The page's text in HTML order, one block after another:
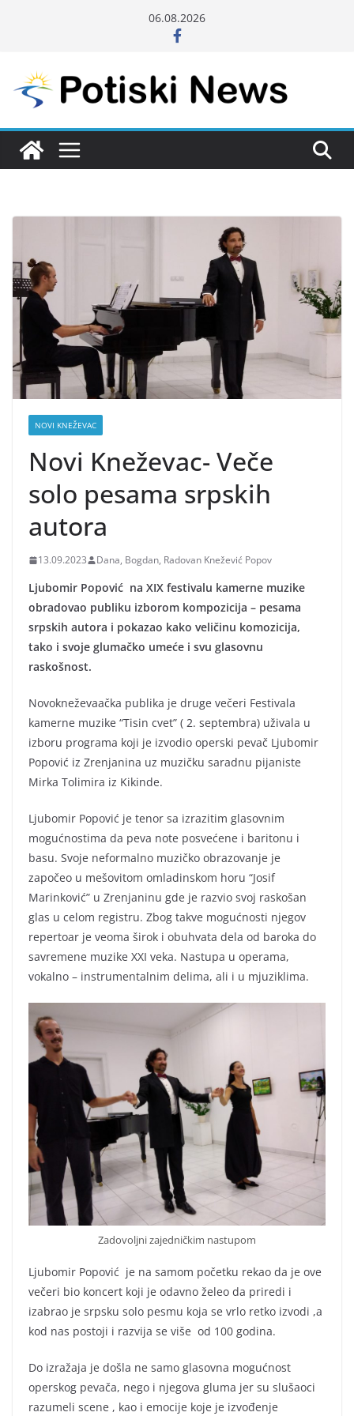
06.08.2026
NOVI KNEŽEVAC
Novi Kneževac- Veče
solo pesama srpskih
autora
13.09.2023 Dana, Bogdan, Radovan Knežević Popov
Ljubomir Popović na XIX festivalu kamerne muzike
obradovao publiku izborom kompozicija – pesama
srpskih autora i pokazao kako veličinu komozicija,
tako i svoje glumačko umeće i svu glasovnu
raskošnost.
Novokneževaačka publika je druge večeri Festivala
kamerne muzike “Tisin cvet” ( 2. septembra) uživala u
izboru programa koji je izvodio operski pevač Ljubomir
Popović iz Zrenjanina uz muzičku saradnu pijaniste
Mirka Tolimira iz Kikinde.
Ljubomir Popović je tenor sa izrazitim glasovnim
mogućnostima da peva note posvećene i baritonu i
basu. Svoje neformalno muzičko obrazovanje je
započeo u mešovitom omladinskom horu “Josif
Marinković” u Zrenjaninu gde je razvio svoj raskošan
glas u celom registru. Zbog takve mogućnosti njegov
repertoar je veoma širok i obuhvata dela od baroka do
savremene muzike XXI veka. Nastupa u operama,
vokalno – instrumentalnim delima, ali i u mjuziklima.
Zadovoljni zajedničkim nastupom
Ljubomir Popović je na samom početku rekao da je ove
večeri bio koncert koji je odavno želeo da priredi i
izabrao je srpsku solo pesmu koja se vrlo retko izvodi ,a
kod nas postoji i razvija se više od 100 godina.
Do izražaja je došla ne samo glasovna mogućnost
operskog pevača, nego i njegova gluma jer su slušaoci
razumeli scene , kao i emocije koje je izvođenje